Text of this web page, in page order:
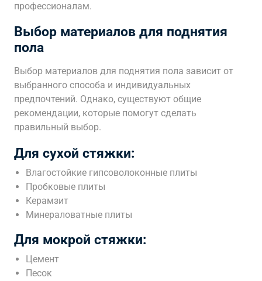
профессионалам.
Выбор материалов для поднятия
пола
Выбор материалов для поднятия пола зависит от
выбранного способа и индивидуальных
предпочтений. Однако, существуют общие
рекомендации, которые помогут сделать
правильный выбор.
Для сухой стяжки:
Влагостойкие гипсоволоконные плиты
Пробковые плиты
Керамзит
Минераловатные плиты
Для мокрой стяжки:
Цемент
Песок